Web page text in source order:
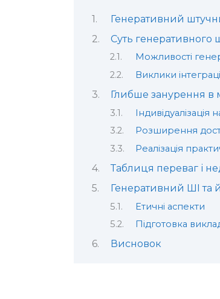
Генеративний
Суть генеративного
Можливості
Виклики
Глибше занурення в
Індивідуалізація
Розширення
Реалізація
Таблиця переваг і
Генеративний ШІ та
Етичні аспекти
Підготовка
Висновок